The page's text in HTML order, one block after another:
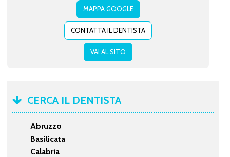
MAPPA GOOGLE
CONTATTA IL DENTISTA
VAI AL SITO
CERCA IL DENTISTA
Abruzzo
Basilicata
Calabria